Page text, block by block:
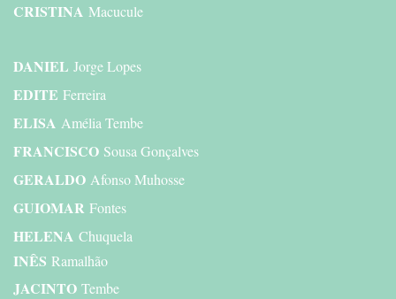
CRISTINA Macucule
DANIEL Jorge Lopes
EDITE Ferreira
ELISA Amélia Tembe
FRANCISCO Sousa Gonçalves
GERALDO Afonso Muhosse
GUIOMAR Fontes
HELENA Chuquela
INÊS Ramalhão
JACINTO Tembe